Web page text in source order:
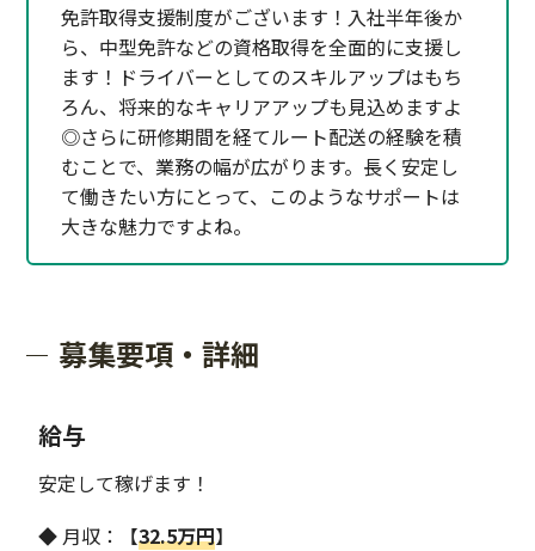
免許取得支援制度がございます！入社半年後か
ら、中型免許などの資格取得を全面的に支援し
ます！ドライバーとしてのスキルアップはもち
ろん、将来的なキャリアアップも見込めますよ
◎さらに研修期間を経てルート配送の経験を積
むことで、業務の幅が広がります。長く安定し
て働きたい方にとって、このようなサポートは
大きな魅力ですよね。
募集要項・詳細
給与
安定して稼げます！
◆ 月収：【32.5万円】